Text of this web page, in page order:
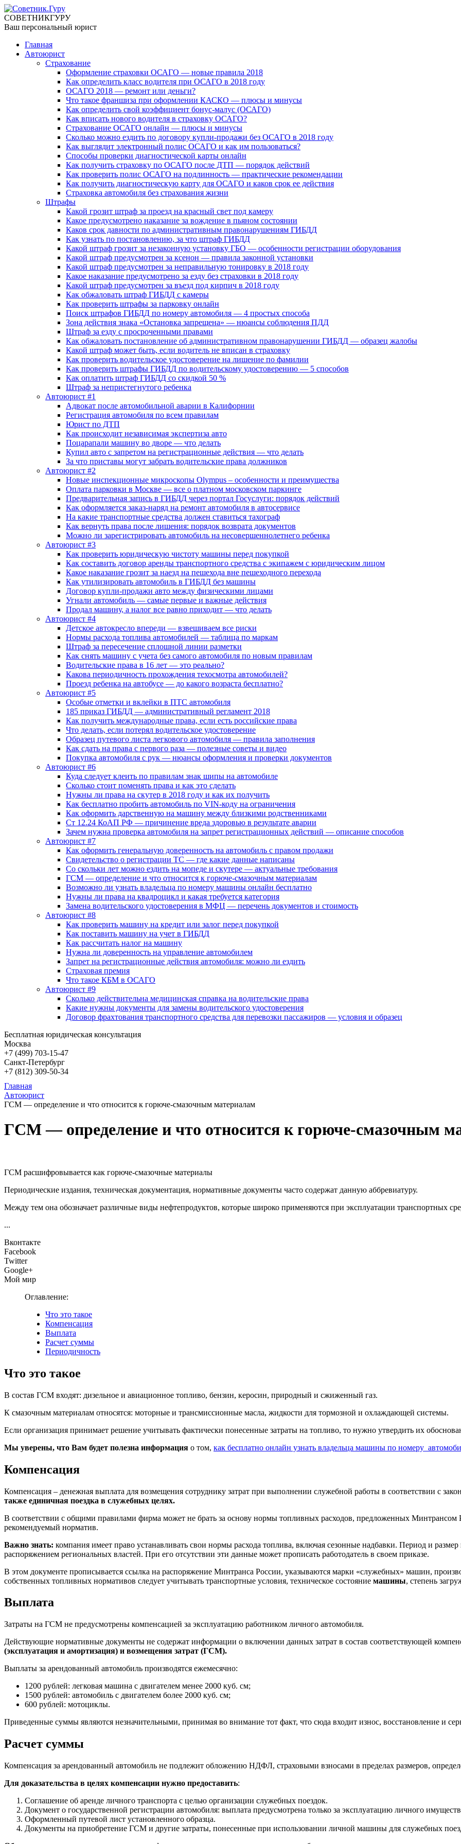
СОВЕТНИКГУРУ
Ваш персональный юрист
Главная
Автоюрист
Страхование
Оформление страховки ОСАГО — новые правила 2018
Как определить класс водителя при ОСАГО в 2018 году
ОСАГО 2018 — ремонт или деньги?
Что такое франшиза при оформлении КАСКО — плюсы и минусы
Как определить свой коэффициент бонус-малус (ОСАГО)
Как вписать нового водителя в страховку ОСАГО?
Страхование ОСАГО онлайн — плюсы и минусы
Сколько можно ездить по договору купли-продажи без ОСАГО в 2018 году
Как выглядит электронный полис ОСАГО и как им пользоваться?
Способы проверки диагностической карты онлайн
Как получить страховку по ОСАГО после ДТП — порядок действий
Как проверить полис ОСАГО на подлинность — практические рекомендации
Как получить диагностическую карту для ОСАГО и каков срок ее действия
Страховка автомобиля без страхования жизни
Штрафы
Какой грозит штраф за проезд на красный свет под камеру
Какое предусмотрено наказание за вождение в пьяном состоянии
Каков срок давности по административным правонарушениям ГИБДД
Как узнать по постановлению, за что штраф ГИБДД
Какой штраф грозит за незаконную установку ГБО — особенности регистрации оборудования
Какой штраф предусмотрен за ксенон — правила законной установки
Какой штраф предусмотрен за неправильную тонировку в 2018 году
Какое наказание предусмотрено за езду без страховки в 2018 году
Какой штраф предусмотрен за въезд под кирпич в 2018 году
Как обжаловать штраф ГИБДД с камеры
Как проверить штрафы за парковку онлайн
Поиск штрафов ГИБДД по номеру автомобиля — 4 простых способа
Зона действия знака «Остановка запрещена» — нюансы соблюдения ПДД
Штраф за езду с просроченными правами
Как обжаловать постановление об административном правонарушении ГИБДД — образец жалобы
Какой штраф может быть, если водитель не вписан в страховку
Как проверить водительское удостоверение на лишение по фамилии
Как проверить штрафы ГИБДД по водительскому удостоверению — 5 способов
Как оплатить штраф ГИБДД со скидкой 50 %
Штраф за непристегнутого ребенка
Автоюрист #1
Адвокат после автомобильной аварии в Калифорнии
Регистрация автомобиля по всем правилам
Юрист по ДТП
Как происходит независимая экспертиза авто
Поцарапали машину во дворе — что делать
Купил авто с запретом на регистрационные действия — что делать
За что приставы могут забрать водительские права должников
Автоюрист #2
Новые инспекционные микроскопы Olympus – особенности и преимущества
Оплата парковки в Москве — все о платном московском паркинге
Предварительная запись в ГИБДД через портал Госуслуги: порядок действий
Как оформляется заказ-наряд на ремонт автомобиля в автосервисе
На какие транспортные средства должен ставиться тахограф
Как вернуть права после лишения: порядок возврата документов
Можно ли зарегистрировать автомобиль на несовершеннолетнего ребенка
Автоюрист #3
Как проверить юридическую чистоту машины перед покупкой
Как составить договор аренды транспортного средства с экипажем с юридическим лицом
Какое наказание грозит за наезд на пешехода вне пешеходного перехода
Как утилизировать автомобиль в ГИБДД без машины
Договор купли-продажи авто между физическими лицами
Угнали автомобиль — самые первые и важные действия
Продал машину, а налог все равно приходит — что делать
Автоюрист #4
Детское автокресло впереди — взвешиваем все риски
Нормы расхода топлива автомобилей — таблица по маркам
Штраф за пересечение сплошной линии разметки
Как снять машину с учета без самого автомобиля по новым правилам
Водительские права в 16 лет — это реально?
Какова периодичность прохождения техосмотра автомобилей?
Проезд ребенка на автобусе — до какого возраста бесплатно?
Автоюрист #5
Особые отметки и вклейки в ПТС автомобиля
185 приказ ГИБДД — административный регламент 2018
Как получить международные права, если есть российские права
Что делать, если потерял водительское удостоверение
Образец путевого листа легкового автомобиля — правила заполнения
Как сдать на права с первого раза — полезные советы и видео
Покупка автомобиля с рук — нюансы оформления и проверки документов
Автоюрист #6
Куда следует клеить по правилам знак шипы на автомобиле
Сколько стоит поменять права и как это сделать
Нужны ли права на скутер в 2018 году и как их получить
Как бесплатно пробить автомобиль по VIN-коду на ограничения
Как оформить дарственную на машину между близкими родственниками
Ст 12.24 КоАП РФ — причинение вреда здоровью в результате аварии
Зачем нужна проверка автомобиля на запрет регистрационных действий — описание способов
Автоюрист #7
Как оформить генеральную доверенность на автомобиль с правом продажи
Свидетельство о регистрации ТС — где какие данные написаны
Со скольки лет можно ездить на мопеде и скутере — актуальные требования
ГСМ — определение и что относится к горюче-смазочным материалам
Возможно ли узнать владельца по номеру машины онлайн бесплатно
Нужны ли права на квадроцикл и какая требуется категория
Замена водительского удостоверения в МФЦ — перечень документов и стоимость
Автоюрист #8
Как проверить машину на кредит или залог перед покупкой
Как поставить машину на учет в ГИБДД
Как рассчитать налог на машину
Нужна ли доверенность на управление автомобилем
Запрет на регистрационные действия автомобиля: можно ли ездить
Страховая премия
Что такое КБМ в ОСАГО
Автоюрист #9
Сколько действительна медицинская справка на водительские права
Какие нужны документы для замены водительского удостоверения
Договор фрахтования транспортного средства для перевозки пассажиров — условия и образец
Бесплатная юридическая консультация
Москва
+7 (499) 703-15-47
Санкт-Петербург
+7 (812) 309-50-34
Главная
Автоюрист
ГСМ — определение и что относится к горюче-смазочным материалам
ГСМ — определение и что относится к горюче-смазочным
ГСМ расшифровывается как горюче-смазочные материалы
Периодические издания, техническая документация, нормативные документы часто содержат данную аббревиатуру.
Между тем она обозначает различные виды нефтепродуктов, которые широко применяются при эксплуатации транспортных
...
Вконтакте
Facebook
Twitter
Google+
Мой мир
Оглавление:
Что это такое
Компенсация
Выплата
Расчет суммы
Периодичность
Что это такое
В состав ГСМ входят: дизельное и авиационное топливо, бензин, керосин, природный и сжиженный газ.
К смазочным материалам относятся: моторные и трансмиссионные масла, жидкости для тормозной и охлаждающей системы.
Если организация принимает решение учитывать фактически понесенные затраты на топливо, то нужно утвердить их
Мы уверены, что Вам будет полезна информация о том, как бесплатно онлайн узнать владельца машины по номеру
Компенсация
Компенсация – денежная выплата для возмещения сотруднику затрат при выполнении служебной работы в соответствии с
также единичная поездка в служебных целях.
В соответствии с общими правилами фирма может не брать за основу нормы топливных расходов, предложенных
рекомендуемый норматив.
Важно знать: компания имеет право устанавливать свои нормы расхода топлива, включая сезонные надбавки. Период и
распоряжением региональных властей. При его отсутствии эти данные может прописать работодатель в своем приказе.
В этом документе прописывается ссылка на распоряжение Минтранса России, указываются марки «служебных» машин,
собственных топливных нормативов следует учитывать транспортные условия, техническое состояние машины, степень
Выплата
Затраты на ГСМ не предусмотрены компенсацией за эксплуатацию работником личного автомобиля.
Действующие нормативные документы не содержат информации о включении данных затрат в состав соответствующей
(эксплуатация и амортизация) и возмещения затрат (ГСМ).
Выплаты за арендованный автомобиль производятся ежемесячно:
1200 рублей: легковая машина с двигателем менее 2000 куб. см;
1500 рублей: автомобиль с двигателем более 2000 куб. см;
600 рублей: мотоциклы.
Приведенные суммы являются незначительными, принимая во внимание тот факт, что сюда входит износ, восстановление и
Расчет суммы
Компенсация за арендованный автомобиль не подлежит обложению НДФЛ, страховыми взносами в пределах размеров,
Для доказательства в целях компенсации нужно предоставить:
Соглашение об аренде личного транспорта с целью организации служебных поездок.
Документ о государственной регистрации автомобиля: выплата предусмотрена только за эксплуатацию личного
Оформленный путевой лист установленного образца.
Документы на приобретение ГСМ и другие затраты, понесенные при использовании личной машины для служебных